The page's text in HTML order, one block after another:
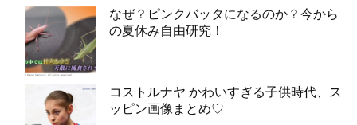
なぜ？ピンクバッタになるのか？今から
の夏休み自由研究！
コストルナヤ かわいすぎる子供時代、ス
ッピン画像まとめ♡